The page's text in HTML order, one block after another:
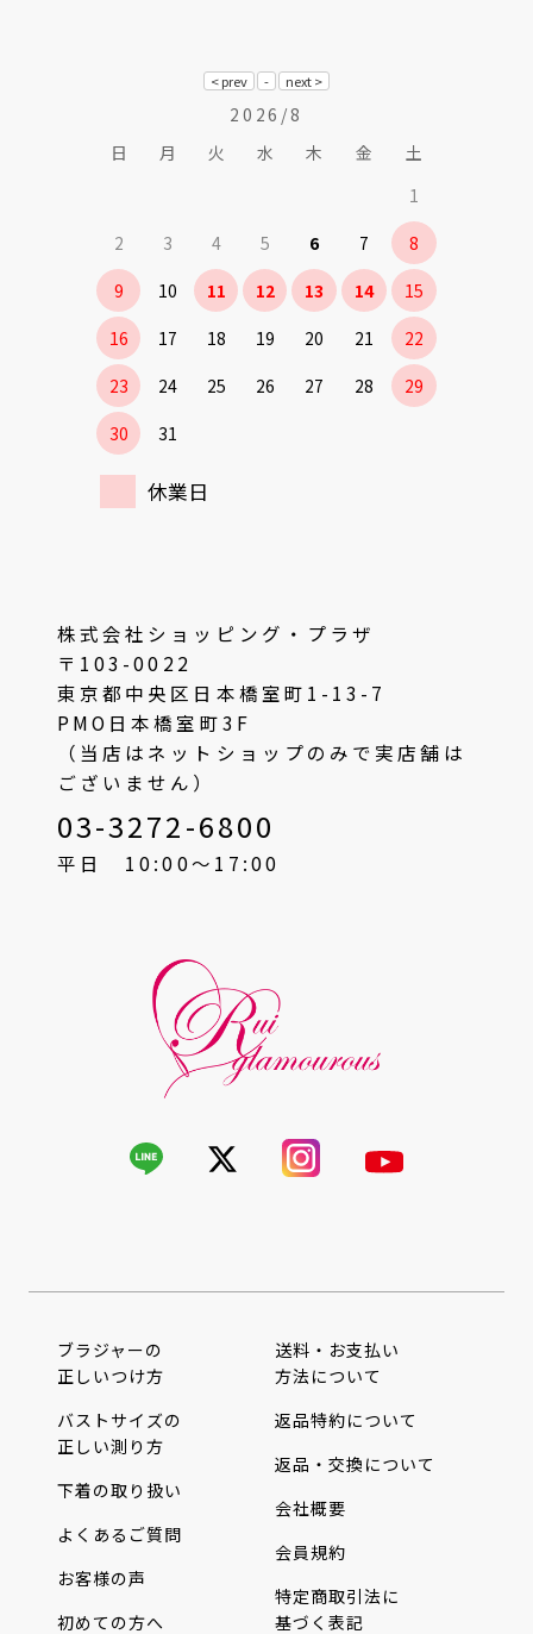
2026/8
日
月 火 水 木 金
土
1
2
3 4 5 6 7
8
9
10 11 12 13 14
15
16
17 18 19 20 21
22
23
24 25 26 27 28
29
30
31
休業日
株式会社ショッピング・プラザ
〒103-0022
東京都中央区日本橋室町1-13-7
PMO日本橋室町3F
（当店はネットショップのみで実店舗は
ございません）
03-3272-6800
平日 10:00〜17:00
ブラジャーの
正しいつけ方
バストサイズの
正しい測り方
下着の取り扱い
よくあるご質問
お客様の声
初めての方へ
送料・お支払い
方法について
返品特約について
返品・交換について
会社概要
会員規約
特定商取引法に
基づく表記